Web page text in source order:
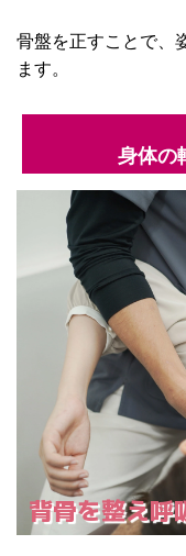
骨盤を正すことで、
ます。
身体の
背骨を整え呼